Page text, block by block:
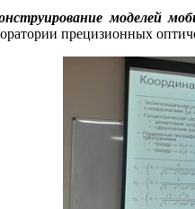
моделей
прецизионных